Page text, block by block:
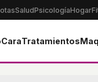
SaludPsicologíaHogar
CaraTratamientos